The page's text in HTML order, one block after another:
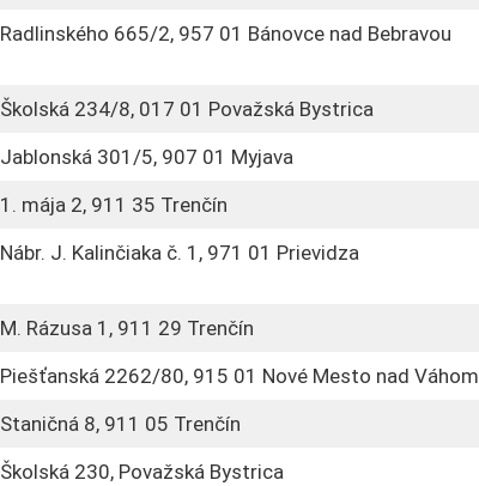
Radlinského 665/2, 957 01 Bánovce nad Bebravou
Školská 234/8, 017 01 Považská Bystrica
Jablonská 301/5, 907 01 Myjava
1. mája 2, 911 35 Trenčín
Nábr. J. Kalinčiaka č. 1, 971 01 Prievidza
M. Rázusa 1, 911 29 Trenčín
Piešťanská 2262/80, 915 01 Nové Mesto nad Váhom
Staničná 8, 911 05 Trenčín
Školská 230, Považská Bystrica